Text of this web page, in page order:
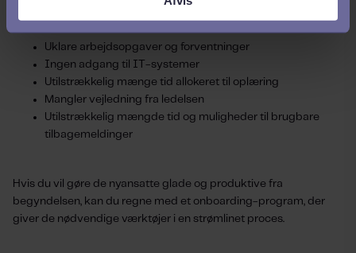
Uklare arbejdsopgaver og forventninger
Ingen adgang til IT-systemer
Utilstrækkelig mænge tid allokeret til oplæring
Mangler vejledning fra ledelsen
Utilstrækkelig mængde tid og muligheder til brugbare
tilbagemeldinger
Hvis du vil gøre de nyansatte glade og produktive fra
begyndelsen, kan du regne med et onboarding-program, der
giver de nødvendige værktøjer i en strømlinet proces.